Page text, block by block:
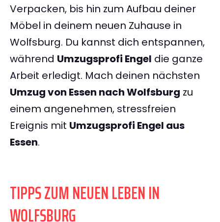
Verpacken, bis hin zum Aufbau deiner
Möbel in deinem neuen Zuhause in
Wolfsburg. Du kannst dich entspannen,
während Umzugsprofi Engel die ganze
Arbeit erledigt. Mach deinen nächsten
Umzug von Essen nach Wolfsburg zu
einem angenehmen, stressfreien
Ereignis mit Umzugsprofi Engel aus
Essen.
TIPPS ZUM NEUEN LEBEN IN
WOLFSBURG